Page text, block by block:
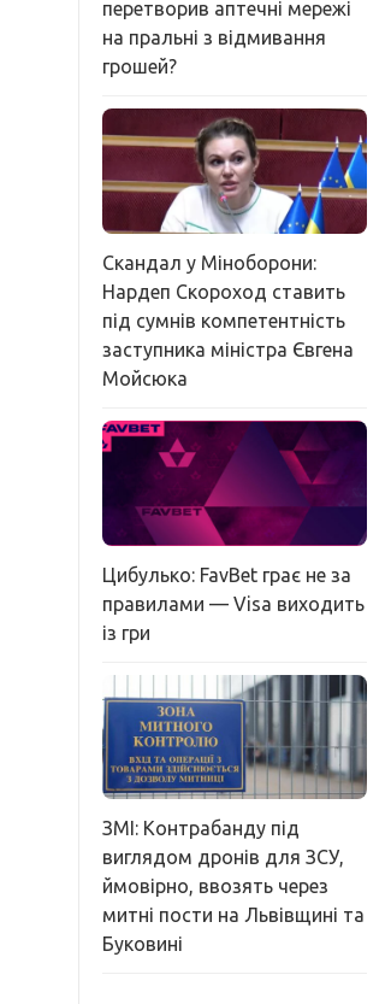
перетворив аптечні мережі
на пральні з відмивання
грошей?
Скандал у Міноборони:
Нардеп Скороход ставить
під сумнів компетентність
заступника міністра Євгена
Мойсюка
Цибулько: FavBet грає не за
правилами — Visa виходить
із гри
ЗМІ: Контрабанду під
виглядом дронів для ЗСУ,
ймовірно, ввозять через
митні пости на Львівщині та
Буковині